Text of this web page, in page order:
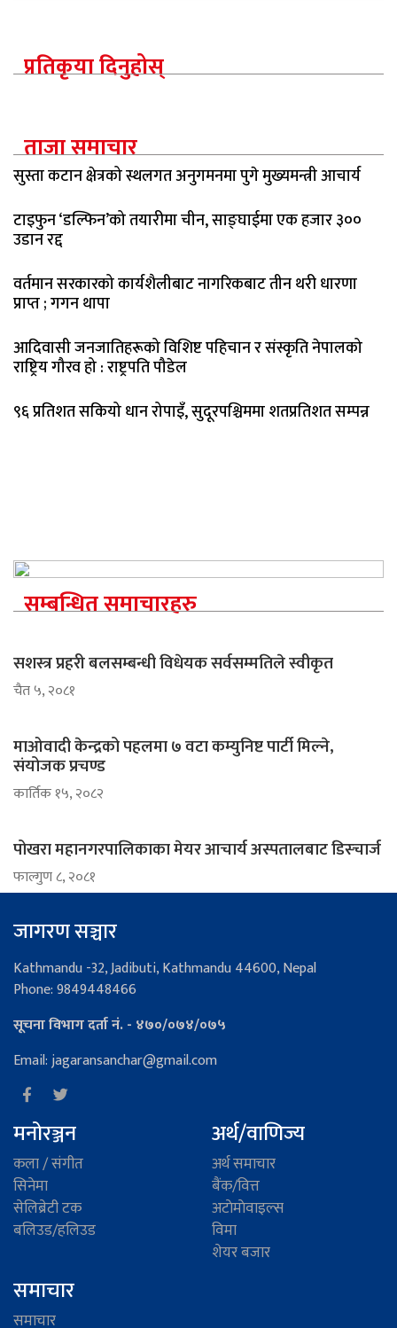
प्रतिकृया दिनुहोस्
ताजा समाचार
सुस्ता कटान क्षेत्रको स्थलगत अनुगमनमा पुगे मुख्यमन्त्री आचार्य
टाइफुन ‘डल्फिन’को तयारीमा चीन, साङ्घाईमा एक हजार ३००
उडान रद्द
वर्तमान सरकारको कार्यशैलीबाट नागरिकबाट तीन थरी धारणा
प्राप्त ; गगन थापा
आदिवासी जनजातिहरूको विशिष्ट पहिचान र संस्कृति नेपालको
राष्ट्रिय गौरव हो : राष्ट्रपति पौडेल
९६ प्रतिशत सकियो धान रोपाइँ, सुदूरपश्चिममा शतप्रतिशत सम्पन्न
सम्बन्धित समाचारहरु
सशस्त्र प्रहरी बलसम्बन्धी विधेयक सर्वसम्मतिले स्वीकृत
चैत ५, २०८१
माओवादी केन्द्रको पहलमा ७ वटा कम्युनिष्ट पार्टी मिल्ने,
संयोजक प्रचण्ड
कार्तिक १५, २०८२
पोखरा महानगरपालिकाका मेयर आचार्य अस्पतालबाट डिस्चार्ज
फाल्गुण ८, २०८१
जागरण सञ्चार
Kathmandu -32, Jadibuti, Kathmandu 44600, Nepal
Phone: 9849448466
सूचना विभाग दर्ता नं. - ४७०/०७४/०७५
Email: jagaransanchar@gmail.com
मनोरञ्जन
कला / संगीत
सिनेमा
सेलिब्रेटी टक
बलिउड/हलिउड
अर्थ/वाणिज्य
अर्थ समाचार
बैंक/वित्त
अटाेमाेवाइल्स
विमा
शेयर बजार
समाचार
समाचार